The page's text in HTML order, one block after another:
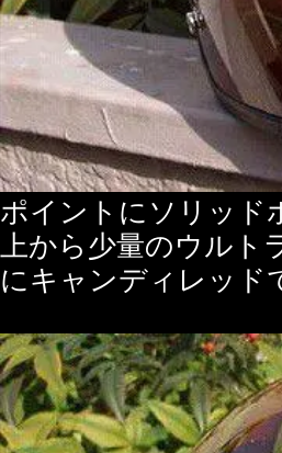
ポイントにソリッド
上から少量のウル
にキャンディレッド